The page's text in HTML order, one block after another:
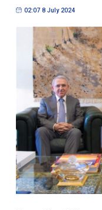
02:07 8 July 2024